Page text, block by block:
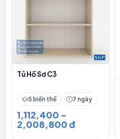
Tủ Hồ Sơ C3
5 biến thể 7 ngày
1,112,400 -
2,008,800 đ